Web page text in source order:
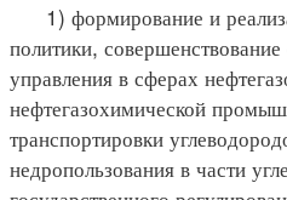
1) формирование и
политики,
управления в сферах
нефтегазохимической
транспортировки
недропользования в части